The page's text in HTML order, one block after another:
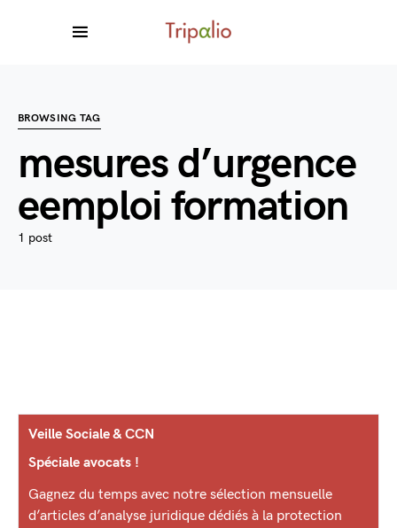
BROWSING TAG
mesures d’urgence
eemploi formation
1 post
Veille Sociale & CCN
Spéciale avocats !
Gagnez du temps avec notre sélection mensuelle
d’articles d’analyse juridique dédiés à la protection